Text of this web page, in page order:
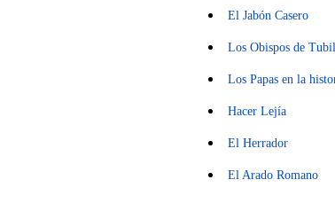
El Jabón Casero
Los Obispos de
Los Papas en la
Hacer Lejía
El Herrador
El Arado Romano